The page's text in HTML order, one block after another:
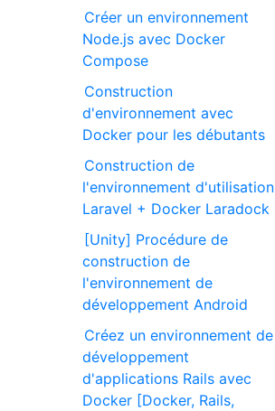
Créer un environnement
Node.js avec Docker
Compose
Construction
d'environnement avec
Docker pour les débutants
Construction de
l'environnement d'utilisation
Laravel + Docker Laradock
[Unity] Procédure de
construction de
l'environnement de
développement Android
Créez un environnement de
développement
d'applications Rails avec
Docker [Docker, Rails,